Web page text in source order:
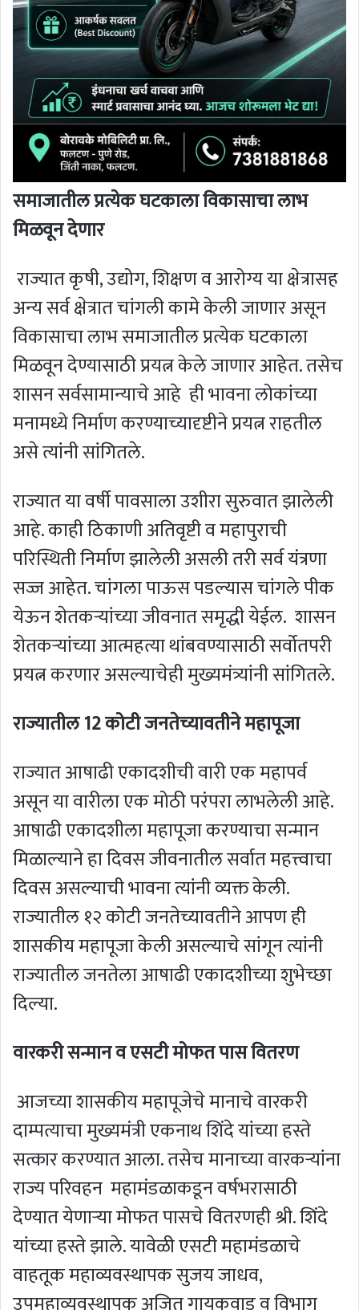
समाजातील प्रत्येक घटकाला विकासाचा लाभ
मिळवून देणार
राज्यात कृषी, उद्योग, शिक्षण व आरोग्य या क्षेत्रासह
अन्य सर्व क्षेत्रात चांगली कामे केली जाणार असून
विकासाचा लाभ समाजातील प्रत्येक घटकाला
मिळवून देण्यासाठी प्रयत्न केले जाणार आहेत. तसेच
शासन सर्वसामान्याचे आहे ही भावना लोकांच्या
मनामध्ये निर्माण करण्याच्यादृष्टीने प्रयत्न राहतील
असे त्यांनी सांगितले.
राज्यात या वर्षी पावसाला उशीरा सुरुवात झालेली
आहे. काही ठिकाणी अतिवृष्टी व महापुराची
परिस्थिती निर्माण झालेली असली तरी सर्व यंत्रणा
सज्ज आहेत. चांगला पाऊस पडल्यास चांगले पीक
येऊन शेतकऱ्यांच्या जीवनात समृद्धी येईल. शासन
शेतकऱ्यांच्या आत्महत्या थांबवण्यासाठी सर्वोतपरी
प्रयत्न करणार असल्याचेही मुख्यमंत्र्यांनी सांगितले.
राज्यातील 12 कोटी जनतेच्यावतीने महापूजा
राज्यात आषाढी एकादशीची वारी एक महापर्व
असून या वारीला एक मोठी परंपरा लाभलेली आहे.
आषाढी एकादशीला महापूजा करण्याचा सन्मान
मिळाल्याने हा दिवस जीवनातील सर्वात महत्त्वाचा
दिवस असल्याची भावना त्यांनी व्यक्त केली.
राज्यातील १२ कोटी जनतेच्यावतीने आपण ही
शासकीय महापूजा केली असल्याचे सांगून त्यांनी
राज्यातील जनतेला आषाढी एकादशीच्या शुभेच्छा
दिल्या.
वारकरी सन्मान व एसटी मोफत पास वितरण
आजच्या शासकीय महापूजेचे मानाचे वारकरी
दाम्पत्याचा मुख्यमंत्री एकनाथ शिंदे यांच्या हस्ते
सत्कार करण्यात आला. तसेच मानाच्या वारकऱ्यांना
राज्य परिवहन महामंडळाकडून वर्षभरासाठी
देण्यात येणाऱ्या मोफत पासचे वितरणही श्री. शिंदे
यांच्या हस्ते झाले. यावेळी एसटी महामंडळाचे
वाहतूक महाव्यवस्थापक सुजय जाधव,